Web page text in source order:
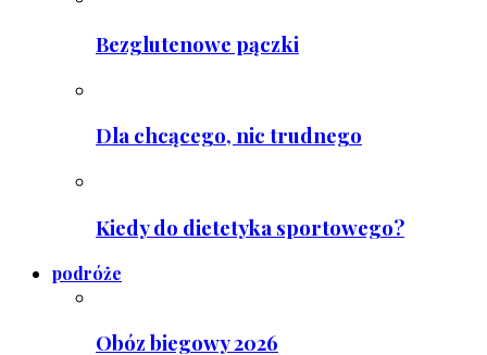
Bezglutenowe pączki
Dla chcącego, nic trudnego
Kiedy do dietetyka sportowego?
podróże
Obóz biegowy 2026